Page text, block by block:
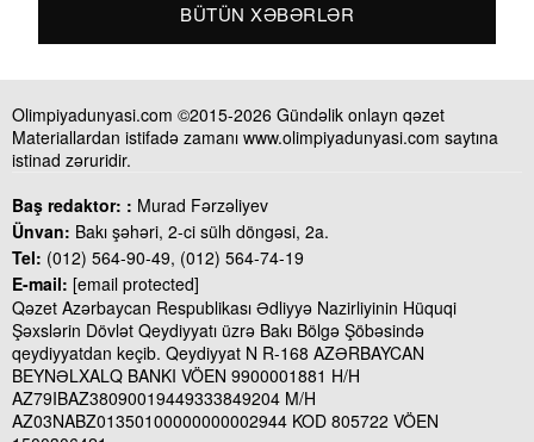
BÜTÜN XƏBƏRLƏR
Olimpiyadunyasi.com ©2015-2026 Gündəlik onlayn qəzet
Materiallardan istifadə zamanı www.olimpiyadunyasi.com saytına
istinad zəruridir.
Baş redaktor: : Murad Fərzəliyev
Ünvan: Bakı şəhəri, 2-ci sülh döngəsi, 2a.
Tel: (012) 564-90-49, (012) 564-74-19
E-mail: [email protected]
Qəzet Azərbaycan Respublikası Ədliyyə Nazirliyinin Hüquqi
Şəxslərin Dövlət Qeydiyyatı üzrə Bakı Bölgə Şöbəsində
qeydiyyatdan keçib. Qeydiyyat N R-168 AZƏRBAYCAN
BEYNƏLXALQ BANKI VÖEN 9900001881 H/H
AZ79IBAZ38090019449333849204 M/H
AZ03NABZ01350100000000002944 KOD 805722 VÖEN